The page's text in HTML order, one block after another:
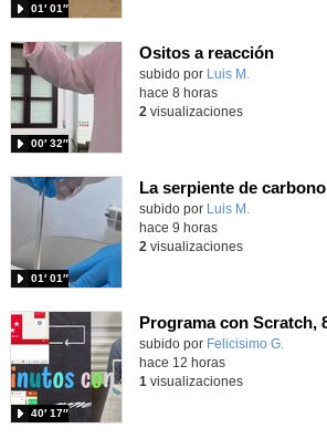
01′ 01″
Ositos a reacción
Contenido educativo.
subido por Luis M.
00′ 32″
hace 8 horas
2 visualizaciones
La serpiente de carbono
Contenido educativo.
subido por Luis M.
01′ 01″
hace 9 horas
2 visualizaciones
Contenido educativo.
subido por Felicisimo G.
40′ 17″
hace 12 horas
1 visualizaciones